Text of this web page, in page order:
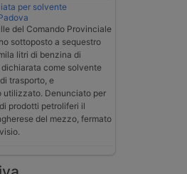
per solvente
del Comando Provinciale
sottoposto a sequestro
litri di benzina di
come solvente
trasporto, e
utilizzato. Denunciato per
prodotti petroliferi il
del mezzo, fermato